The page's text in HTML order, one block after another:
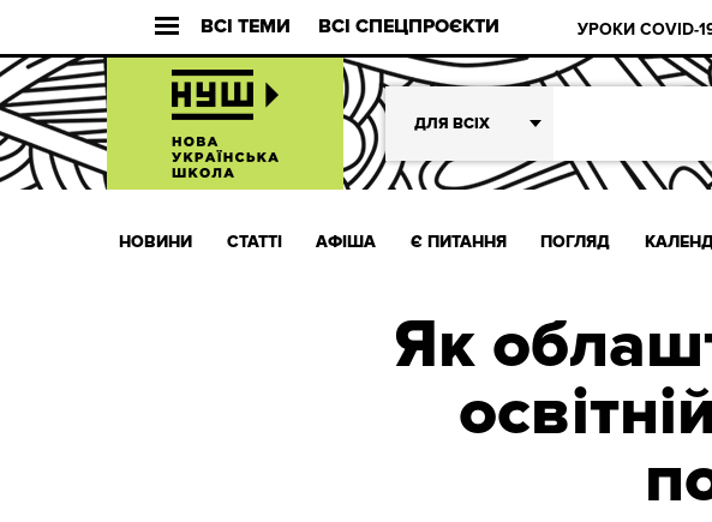
ВСІ ТЕМИ ВСІ СПЕЦПРОЄКТИ УРОКИ COVID-
ДЛЯ ВСІХ
НОВИНИ СТАТТІ АФІША Є ПИТАННЯ ПОГЛЯД
Як